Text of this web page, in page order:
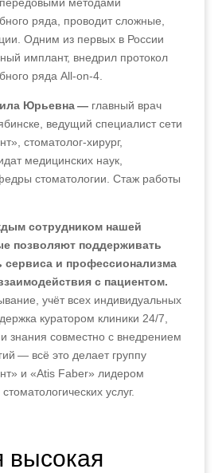
ряда, проводит сложные,
Одним из первых в России
имплант, внедрил протокол
ряда All-on-4.
Юрьевна —главный врач
ведущий специалист сети
стоматолог-хирург,
медицинских наук,
стоматологии. Стаж работы
сотрудником нашей
позволяют поддерживать
сервиса и профессионализма
с пациентом.
учёт всех индивидуальных
куратором клиники 24/7,
знания совместно с внедрением
— всё это делает группу
и «Atis Faber» лидером
услуг.
высокая